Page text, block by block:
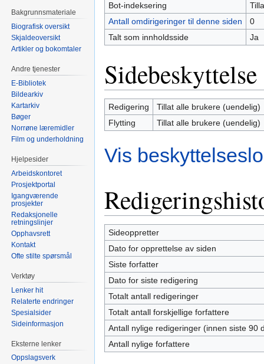
Bot-indeksering
Antall omdirigeringer til denne siden
0
Talt som innholdsside
Ja
Sidebeskyttelse
Redigering
Tillat alle brukere (uendelig)
Flytting
Tillat alle brukere (uendelig)
Vis
Sideoppretter
Dato for opprettelse av siden
Siste forfatter
Dato for siste redigering
Totalt antall redigeringer
Totalt antall forskjellige forfattere
Antall nylige redigeringer (innen siste 90
Antall nylige forfattere
Bakgrunnsmateriale
Biografisk oversikt
Skjaldeoversikt
Artikler og bokomtaler
Andre tjenester
E-Bibliotek
Bildearkiv
Kartarkiv
Bøger
Norrøne læremidler
Film og underholdning
Hjelpesider
Arbeidskontoret
Prosjektportal
Igangværende
prosjekter
Redaksjonelle
retningslinjer
Opphavsrett
Kontakt
Ofte stilte spørsmål
Verktøy
Lenker hit
Relaterte endringer
Spesialsider
Sideinformasjon
Eksterne lenker
Oppslagsverk